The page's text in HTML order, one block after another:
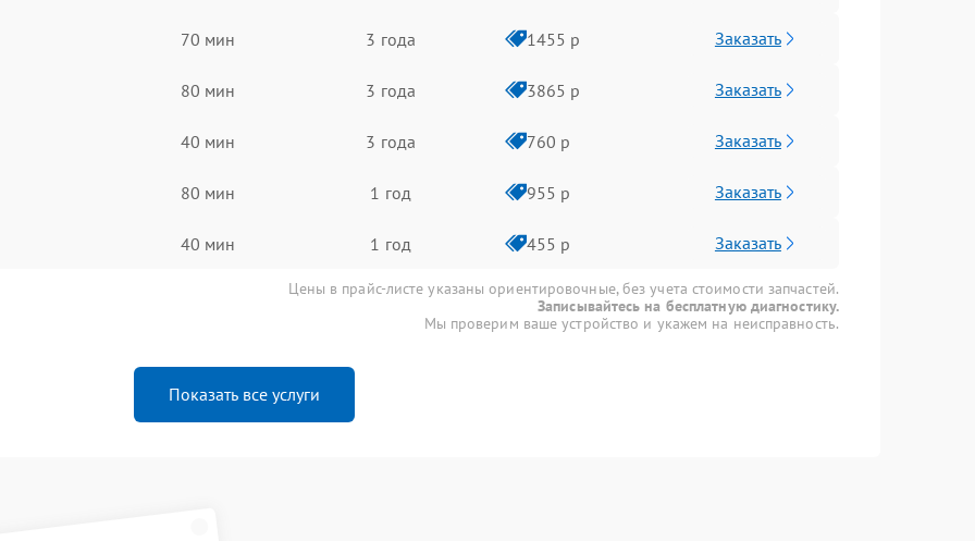
70 мин 3 года 1455 р Заказать
80 мин 3 года 3865 р Заказать
40 мин 3 года 760 р Заказать
80 мин 1 год 955 р Заказать
40 мин 1 год 455 р Заказать
Цены в прайс-листе указаны ориентировочные, без учета стоимости запчастей.
Записывайтесь на бесплатную диагностику.
Мы проверим ваше устройство и укажем на неисправность.
Показать все услуги